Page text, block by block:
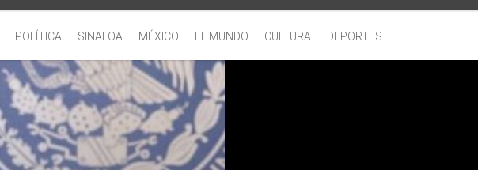
POLÍTICA SINALOA MÉXICO EL MUNDO CULTURA DEPORTES